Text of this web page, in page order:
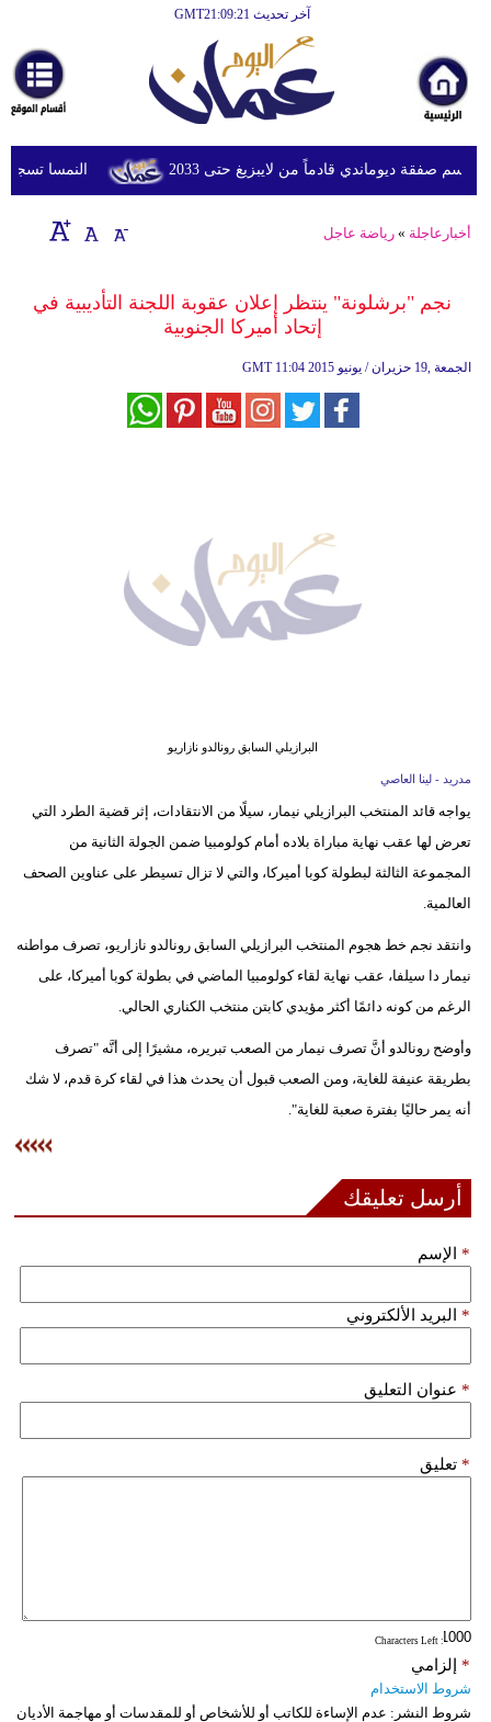
آخر تحديث GMT21:09:21
أخبارعاجلة
رياضة
ثقافة
إقتصاد
وموسيقى
وتكنولوجيا
بيئة
أبراج
النمسا تسجل أعلى صفقة ديوماندي قادماً من لايبزيغ حتى 2033
أخبارعاجلة »رياضة عاجل
نجم "برشلونة" ينتظر إعلان عقوبة اللجنة التأديبية في
إتحاد أميركا الجنوبية
GMT 11:04 2015 الجمعة ,19 حزيران / يونيو
البرازيلي السابق رونالدو نازاريو
مدريد - لينا العاصي
يواجه قائد المنتخب البرازيلي نيمار، سيلًا من الانتقادات، إثر قضية الطرد التي
تعرض لها عقب نهاية مباراة بلاده أمام كولومبيا ضمن الجولة الثانية من
المجموعة الثالثة لبطولة كوبا أميركا، والتي لا تزال تسيطر على عناوين الصحف
العالمية.
وانتقد نجم خط هجوم المنتخب البرازيلي السابق رونالدو نازاريو، تصرف مواطنه
نيمار دا سيلفا، عقب نهاية لقاء كولومبيا الماضي في بطولة كوبا أميركا، على
الرغم من كونه دائمًا أكثر مؤيدي كابتن منتخب الكناري الحالي.
وأوضح رونالدو أنَّ تصرف نيمار من الصعب تبريره، مشيرًا إلى أنَّه "تصرف
بطريقة عنيفة للغاية، ومن الصعب قبول أن يحدث هذا في لقاء كرة قدم، لا شك
أنه يمر حاليًا بفترة صعبة للغاية".
أرسل تعليقك
الإسم *
البريد الألكتروني *
عنوان التعليق *
تعليق *
: Characters Left
إلزامي *
شروط الاستخدام
شروط النشر: عدم الإساءة للكاتب أو للأشخاص أو للمقدسات أو مهاجمة الأديان